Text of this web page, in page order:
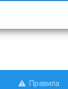
Правила